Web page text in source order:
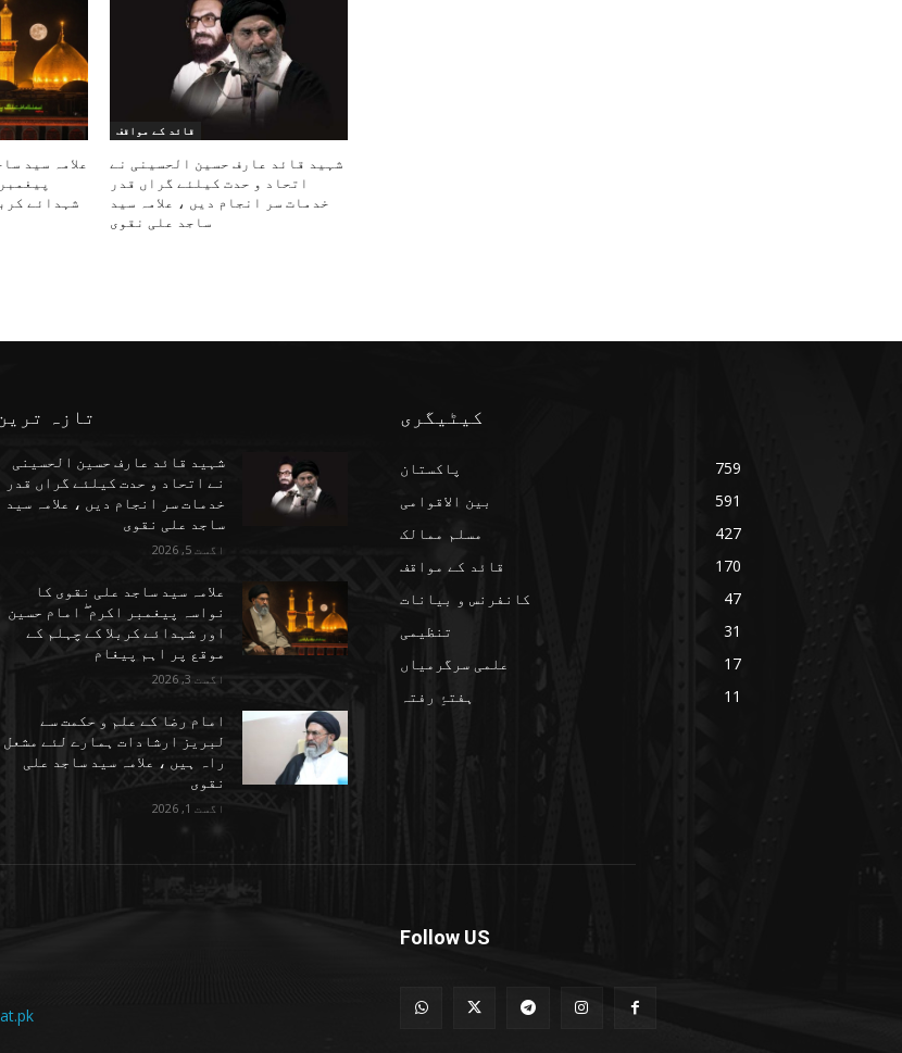
قائد کے مواقف
شہید قائد عارف حسین الحسینی نے
اتحاد و حدت کیلئے گراں قدر
خدمات سر انجام دیں ، علامہ سید
ساجد علی نقوی
علامہ سید
شہدائے
تازہ
شہید قائد عارف حسین الحسینی
نے اتحاد و حدت کیلئے گراں قدر
خدمات سر انجام دیں ، علامہ سید
ساجد علی نقوی
اگست 5, 2026
علامہ سید ساجد علی نقوی کا
نواسہ پیغمبر اکرم ۖ امام حسین
اور شہدائے کربلا کے چہلم کے
موقع پر اہم پیغام
اگست 3, 2026
امام رضا کے علم و حکمت سے
لبریز ارشادات ہمارے لئے مشعل
راہ ہیں ، علامہ سید ساجد علی
نقوی
اگست 1, 2026
کیٹیگری
پاکستان
759
بین الاقوامی
591
مسلم ممالک
427
قائد کے مواقف
170
کانفرنس و بیانات
47
تنظیمی
31
علمی سرگرمیاں
17
ہفتۂِ رفتہ
11
Follow US